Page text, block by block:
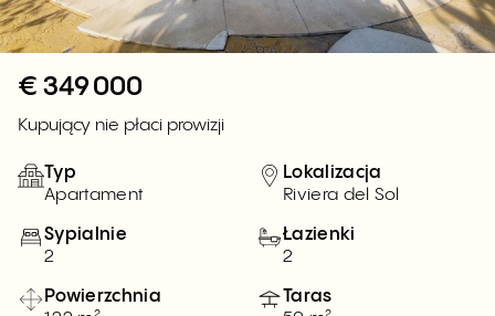
€ 349 000
Kupujący nie płaci prowizji
Typ
Apartament
Lokalizacja
Riviera del Sol
Sypialnie
2
Łazienki
2
Powierzchnia
Taras